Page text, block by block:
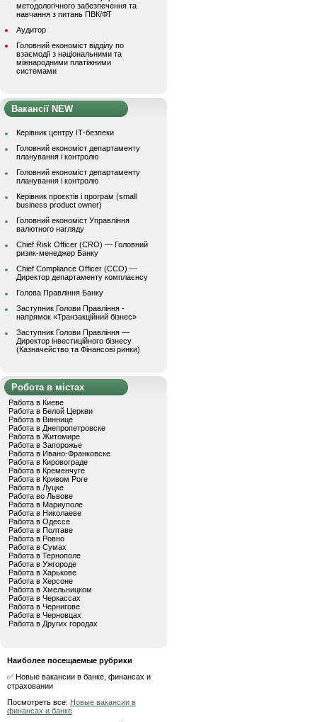
методологічного забезпечення та
навчання з питань ПВК/ФТ
Аудитор
Головний економіст відділу по
взаємодії з національними та
міжнародними платіжними
системами
Вакансії NEW
Керівник центру ІТ-безпеки
Головний економіст департаменту
планування і контролю
Головний економіст департаменту
планування і контролю
Керівник проєктів і програм (small
business product owner)
Головний економіст Управління
валютного нагляду
Chief Risk Officer (CRO) — Головний
ризик-менеджер Банку
Chief Compliance Officer (CCO) —
Директор департаменту комплаєнсу
Голова Правління Банку
Заступник Голови Правління -
напрямок «Транзакційний бізнес»
Заступник Голови Правління —
Директор інвестиційного бізнесу
(Казначейство та Фінансові ринки)
Робота в містах
Работа в Киеве
Работа в Белой Церкви
Работа в Виннице
Работа в Днепропетровске
Работа в Житомире
Работа в Запорожье
Работа в Ивано-Франковске
Работа в Кировограде
Работа в Кременчуге
Работа в Кривом Роге
Работа в Луцке
Работа во Львове
Работа в Мариуполе
Работа в Николаеве
Работа в Одессе
Работа в Полтаве
Работа в Ровно
Работа в Сумах
Работа в Тернополе
Работа в Ужгороде
Работа в Харькове
Работа в Херсоне
Работа в Хмельницком
Работа в Черкассах
Работа в Чернигове
Работа в Черновцах
Работа в Других городах
Наиболее посещаемые рубрики
✅ Новые вакансии в банке, финансах и
страховании
Посмотреть все: Новые вакансии в
финансах и банке